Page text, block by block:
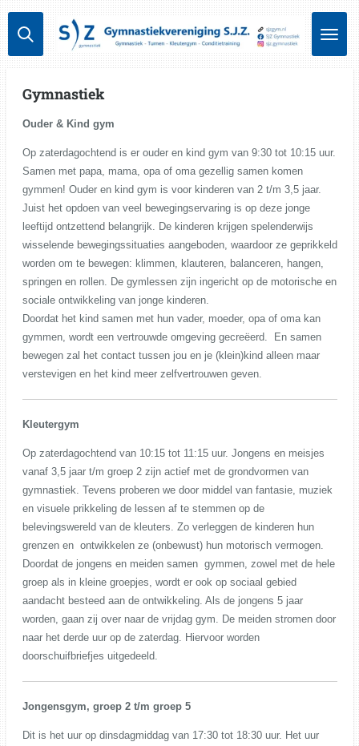
Ga
direct
naar
de
hoofdinhoud
Gymnastiek
Ouder & Kind gym
Op zaterdagochtend is er ouder en kind gym van 9:30 tot 10:15 uur.
Samen met papa, mama, opa of oma gezellig samen komen
gymmen! Ouder en kind gym is voor kinderen van 2 t/m 3,5 jaar.
Juist het opdoen van veel bewegingservaring is op deze jonge
leeftijd ontzettend belangrijk. De kinderen krijgen spelenderwijs
wisselende bewegingssituaties aangeboden, waardoor ze geprikkeld
worden om te bewegen: klimmen, klauteren, balanceren, hangen,
springen en rollen. De gymlessen zijn ingericht op de motorische en
sociale ontwikkeling van jonge kinderen.
Doordat het kind samen met hun vader, moeder, opa of oma kan
gymmen, wordt een vertrouwde omgeving gecreëerd. En samen
bewegen zal het contact tussen jou en je (klein)kind alleen maar
verstevigen en het kind meer zelfvertrouwen geven.
Kleutergym
Op zaterdagochtend van 10:15 tot 11:15 uur. Jongens en meisjes
vanaf 3,5 jaar t/m groep 2 zijn actief met de grondvormen van
gymnastiek. Tevens proberen we door middel van fantasie, muziek
en visuele prikkeling de lessen af te stemmen op de
belevingswereld van de kleuters. Zo verleggen de kinderen hun
grenzen en ontwikkelen ze (onbewust) hun motorisch vermogen.
Doordat de jongens en meiden samen gymmen, zowel met de hele
groep als in kleine groepjes, wordt er ook op sociaal gebied
aandacht besteed aan de ontwikkeling. Als de jongens 5 jaar
worden, gaan zij over naar de vrijdag gym. De meiden stromen door
naar het derde uur op de zaterdag. Hiervoor worden
doorschuifbriefjes uitgedeeld.
Jongensgym, groep 2 t/m groep 5
Dit is het uur op dinsdagmiddag van 17:30 tot 18:30 uur. Het uur